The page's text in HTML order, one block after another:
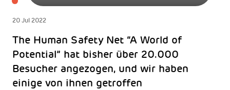
20 Jul 2022
The Human Safety Net “A World of
Potential” hat bisher über 20.000
Besucher angezogen, und wir haben
einige von ihnen getroffen